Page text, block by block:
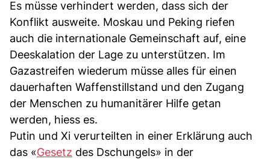
Es müsse verhindert werden, dass sich der
Konflikt ausweite. Moskau und Peking riefen
auch die internationale Gemeinschaft auf, eine
Deeskalation der Lage zu unterstützen. Im
Gazastreifen wiederum müsse alles für einen
dauerhaften Waffenstillstand und den Zugang
der Menschen zu humanitärer Hilfe getan
werden, hiess es.
Putin und Xi verurteilten in einer Erklärung auch
das «Gesetz des Dschungels» in der